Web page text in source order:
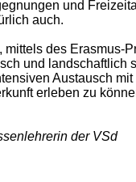
und
auch.
mittels des Erasmus-
und landschaftlich
Austausch
erleben zu
der VSd